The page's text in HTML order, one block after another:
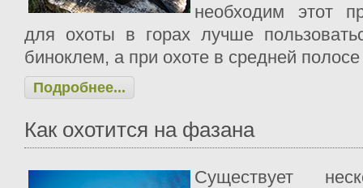
необходим этот
для охоты в горах лучше
биноклем, а при охоте в средней
Подробнее...
Как охотится на фазана
Существует